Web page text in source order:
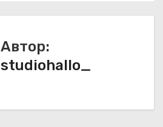
Автор:
studiohallo_